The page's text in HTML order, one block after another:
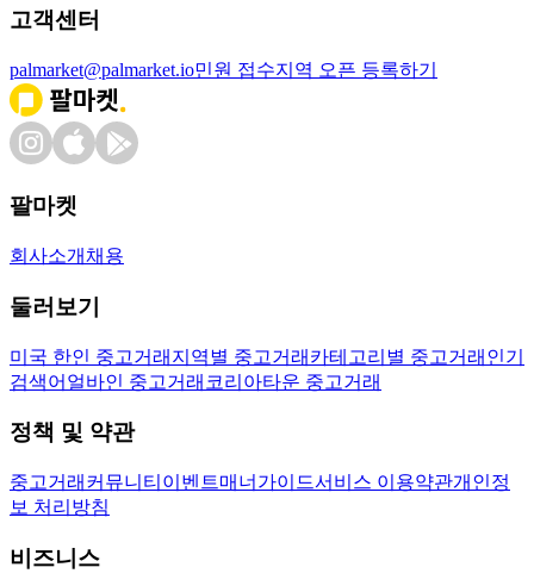
고객센터
palmarket@palmarket.io민원 접수지역 오픈 등록하기
팔마켓
회사소개 채용
둘러보기
미국 한인 중고거래 지역별 중고거래 카테고리별 중고거래 인기
검색어 얼바인 중고거래 코리아타운 중고거래
정책 및 약관
중고거래 커뮤니티 이벤트매너가이드서비스 이용약관개인정
보 처리방침
비즈니스